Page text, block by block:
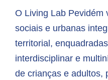
O Living Lab Pevidém
sociais e urbanas
territorial,
interdisciplinar e
de crianças e adultos,